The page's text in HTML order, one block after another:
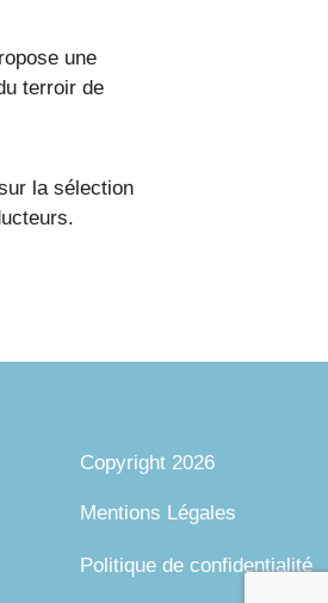
une
terroir de
la sélection
Copyright 2026
Mentions Légales
Politique de confidentialité